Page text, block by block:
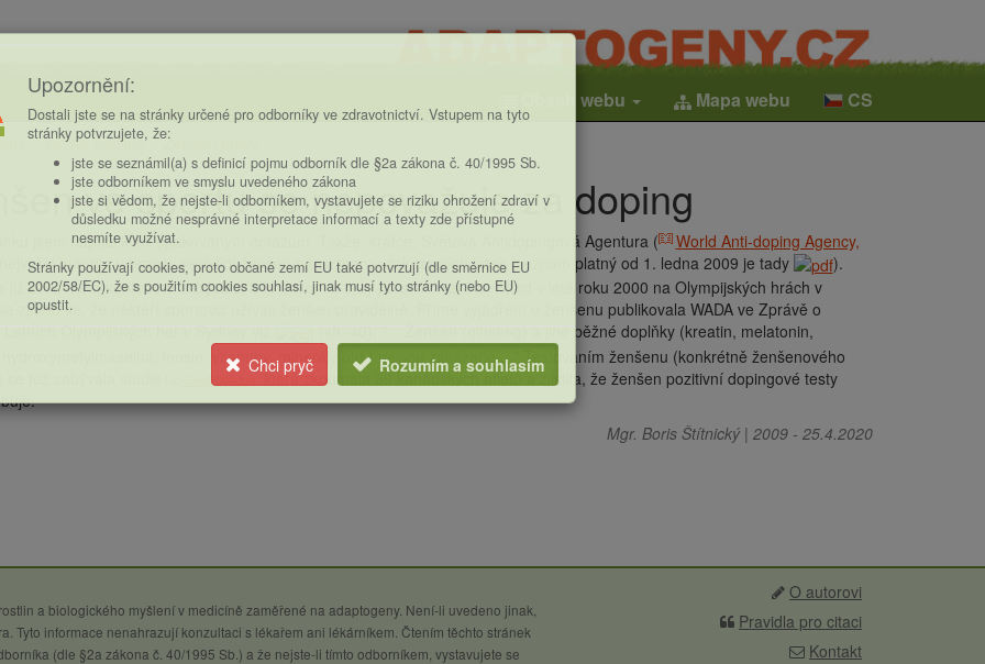
Obsah webu Mapa webu CS
Léčivé rostliny Ženšen pravý
ve sportu se nepovažuje za doping
jsem napsal kvůli opakovaným dotazům. Takže, krátce, Světová Antidopingová Agentura (
World Anti-doping Agency,
nejvyšší autorita v branži, neuvádí ženšen na seznamu zakázaných látek (seznam platný od 1. ledna 2009 je tady
).
již ženšenem konkrétně zabývala, a to dokonce brzy po svém vzniku. Hned v létě roku 2000 na Olympijských hrách v
se zjistilo se, že někteří sportovci užívají ženšen pravidelně. Přímé vyjádření o ženšenu publikovala WADA ve Zprávě o
Olympijských her v Sydney viz
(str. 40): "... Ženšen (ginseng) a jiné běžné doplňky (kreatin, melatonin,
hydroxymetylmáselná, inosin, vitamíny, minerály atd.) nejsou zakázané ..." Testováním ženšenu (konkrétně ženšenového
Goel2004dug , která zkoumala 39 kanadských atletů a zjistila, že ženšen pozitivní dopingové testy
Mgr. Boris Štítnický | 2009 - 25.4.2020
O autorovi
Pravidla pro citaci
Kontakt
a biologického myšlení v medicíně zaměřené na adaptogeny. Není-li uvedeno jinak,
Tyto informace nenahrazují konzultaci s lékařem ani lékárníkem. Čtením těchto stránek
(dle §2a zákona č. 40/1995 Sb.) a že nejste-li tímto odborníkem, vystavujete se
Upozornění:
Dostali jste se na stránky určené pro odborníky ve zdravotnictví. Vstupem na tyto
stránky potvrzujete, že:
jste se seznámil(a) s definicí pojmu odborník dle §2a zákona č. 40/1995 Sb.
jste odborníkem ve smyslu uvedeného zákona
jste si vědom, že nejste-li odborníkem, vystavujete se riziku ohrožení zdraví v
důsledku možné nesprávné interpretace informací a texty zde přístupné
nesmíte využívat.
Stránky používají cookies, proto občané zemí EU také potvrzují (dle směrnice EU
2002/58/EC), že s použitím cookies souhlasí, jinak musí tyto stránky (nebo EU)
opustit.
Chci pryč Rozumím a souhlasím